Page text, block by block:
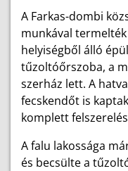
A Farkas-dombi
munkával
helyiségből álló
tűzoltóőrszoba, a
szerház lett. A
fecskendőt is
komplett
A falu lakossága
és becsülte a